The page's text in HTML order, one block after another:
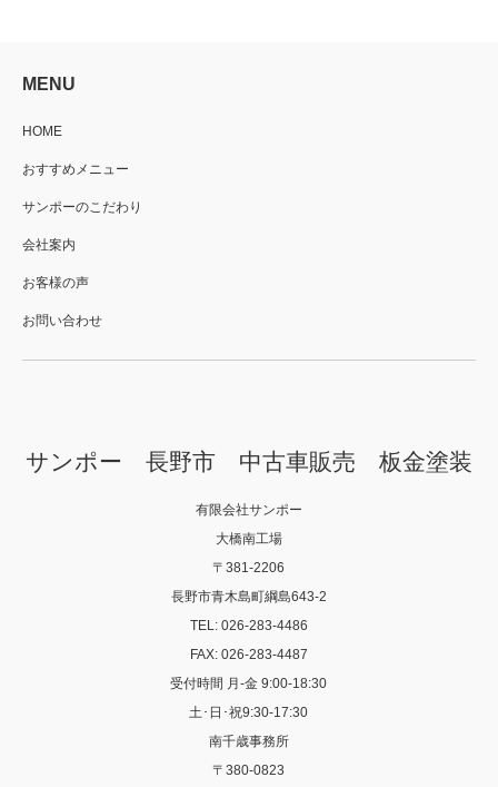
MENU
HOME
おすすめメニュー
サンポーのこだわり
会社案内
お客様の声
お問い合わせ
サンポー 長野市 中古車販売 板金塗装
有限会社サンポー
大橋南工場
〒381-2206
長野市青木島町綱島643-2
TEL: 026-283-4486
FAX: 026-283-4487
受付時間 月-金 9:00-18:30
土･日･祝9:30-17:30
南千歳事務所
〒380-0823